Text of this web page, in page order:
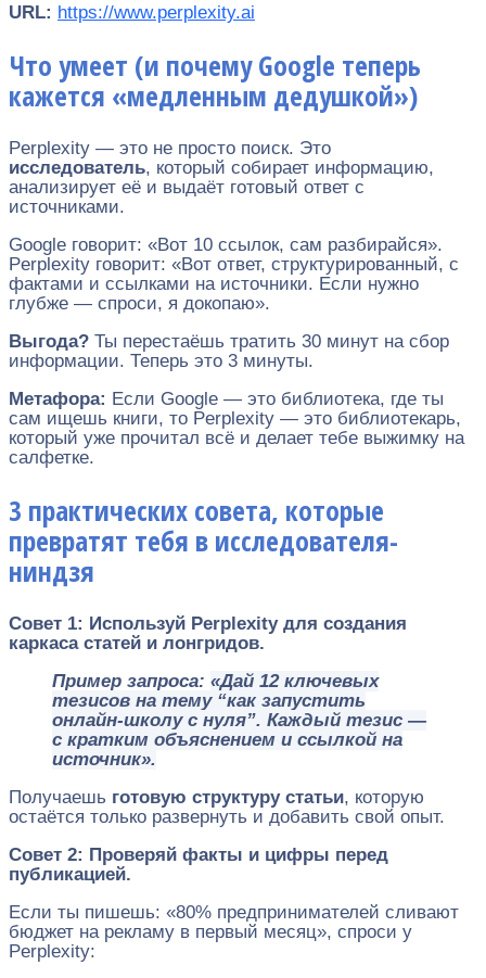
URL: https://www.perplexity.ai
Что умеет (и почему Google теперь
кажется «медленным дедушкой»)
Perplexity — это не просто поиск. Это
исследователь, который собирает информацию,
анализирует её и выдаёт готовый ответ с
источниками.
Google говорит: «Вот 10 ссылок, сам разбирайся».
Perplexity говорит: «Вот ответ, структурированный, с
фактами и ссылками на источники. Если нужно
глубже — спроси, я докопаю».
Выгода? Ты перестаёшь тратить 30 минут на сбор
информации. Теперь это 3 минуты.
Метафора: Если Google — это библиотека, где ты
сам ищешь книги, то Perplexity — это библиотекарь,
который уже прочитал всё и делает тебе выжимку на
салфетке.
3 практических совета, которые
превратят тебя в исследователя-
ниндзя
Совет 1: Используй Perplexity для создания
каркаса статей и лонгридов.
Пример запроса: «Дай 12 ключевых
тезисов на тему “как запустить
онлайн-школу с нуля”. Каждый тезис —
с кратким объяснением и ссылкой на
источник».
Получаешь готовую структуру статьи, которую
остаётся только развернуть и добавить свой опыт.
Совет 2: Проверяй факты и цифры перед
публикацией.
Если ты пишешь: «80% предпринимателей сливают
бюджет на рекламу в первый месяц», спроси у
Perplexity: